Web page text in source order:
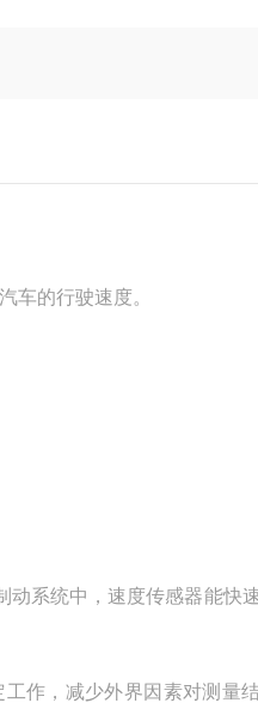
车的行驶速度。
动系统中，速度传感器能快
作，减少外界因素对测量